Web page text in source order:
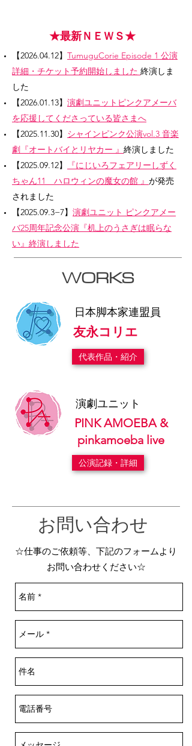
​​★最新ＮＥＷＳ★
【2026.04.12】 TumuguCorie Episode 1 公演
詳細・チケット予約開始しました 終演しま
した
【2026.01.13】 演劇ユニットピンクアメーバ
を応援してくださっている皆さまへ
【2025.11.30】 シャインピンク公演vol.3 音楽
劇『オートバイとリヤカー 』 終演しました
【2025.09.12】
『にじいろフェアリーしずく
ちゃん11 ハロウィンの魔女の館 』 が発売
されました
【2025.09.3−7】 演劇ユニット ピンクアメー
バ25周年記念公演『机上のうさぎは眠らな
い』終演しました
WORKS
日本脚本家連盟員
​友永コリエ
代表作品・紹介
演劇ユニット
PINK AMOEBA &
pinkamoeba live
公演記録・詳細
​お問い合わせ
☆仕事のご依頼等、下記のフォームより
お問い合わせください☆